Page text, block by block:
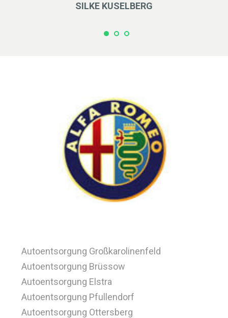
SILKE KUSELBERG
Autoentsorgung Großkarolinenfeld
Autoentsorgung Brüssow
Autoentsorgung Elstra
Autoentsorgung Pfullendorf
Autoentsorgung Ottersberg